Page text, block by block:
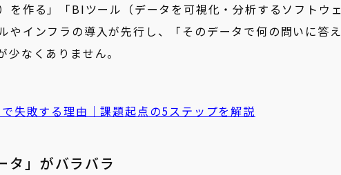
を作る」「BIツール（データを可視化・分析するソフトウェ
やインフラの導入が先行し、「そのデータで何の問いに答え
なくありません。
失敗する理由｜課題起点の5ステップを解説
タ」がバラバラ